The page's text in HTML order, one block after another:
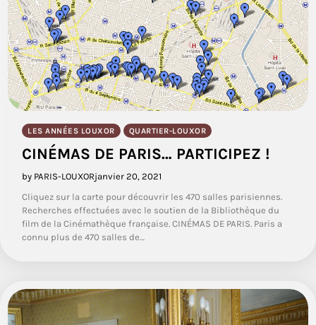
LES ANNÉES LOUXOR QUARTIER-LOUXOR
CINÉMAS DE PARIS… PARTICIPEZ !
by PARIS-LOUXORjanvier 20, 2021
Cliquez sur la carte pour découvrir les 470 salles parisiennes.
Recherches effectuées avec le soutien de la Bibliothèque du
film de la Cinémathèque française. CINÉMAS DE PARIS. Paris a
connu plus de 470 salles de…